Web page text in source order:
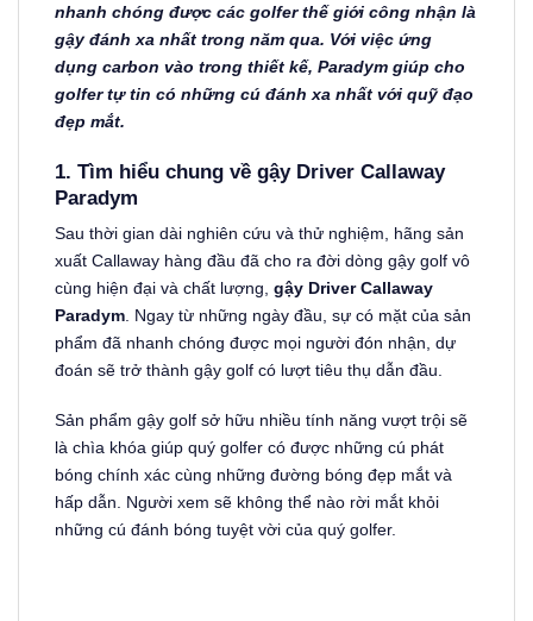
nhanh chóng được các golfer thế giới công nhận là
gậy đánh xa nhất trong năm qua. Với việc ứng
dụng carbon vào trong thiết kế, Paradym giúp cho
golfer tự tin có những cú đánh xa nhất với quỹ đạo
đẹp mắt.
1. Tìm hiểu chung về gậy Driver Callaway
Paradym
Sau thời gian dài nghiên cứu và thử nghiệm, hãng sản
xuất Callaway hàng đầu đã cho ra đời dòng gậy golf vô
cùng hiện đại và chất lượng, gậy Driver Callaway
Paradym. Ngay từ những ngày đầu, sự có mặt của sản
phẩm đã nhanh chóng được mọi người đón nhận, dự
đoán sẽ trở thành gậy golf có lượt tiêu thụ dẫn đầu.
Sản phẩm gậy golf sở hữu nhiều tính năng vượt trội sẽ
là chìa khóa giúp quý golfer có được những cú phát
bóng chính xác cùng những đường bóng đẹp mắt và
hấp dẫn. Người xem sẽ không thể nào rời mắt khỏi
những cú đánh bóng tuyệt vời của quý golfer.